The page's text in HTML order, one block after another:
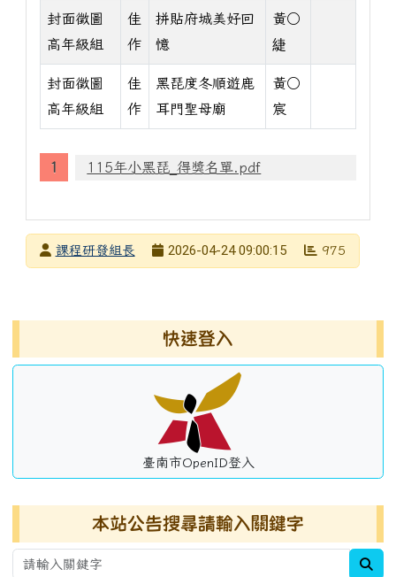
封面徵圖
高年級組
佳
作
拼貼府城美好回
憶
黃○
緁
封面徵圖
高年級組
佳
作
黑琵度冬順遊鹿
耳門聖母廟
黃○
宸
115年小黑琵_得獎名單.pdf
發布者課程研發組長
2026-04-24 09:00:15 975
快速登入
臺南市OpenID登入
本站公告搜尋請輸入關鍵字